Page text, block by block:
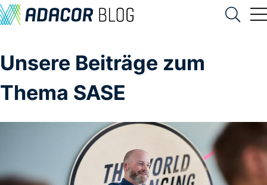
Unsere Beiträge zum
Thema SASE